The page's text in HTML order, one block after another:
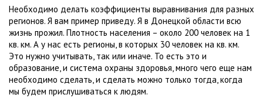
Необходимо делать коэффициенты выравнивания для разных
регионов. Я вам пример приведу. Я в Донецкой области всю
жизнь прожил. Плотность населения – около 200 человек на 1
кв. км. А у нас есть регионы, в которых 30 человек на кв. км.
Это нужно учитывать, так или иначе. То есть это и
образование, и система охраны здоровья, много чего еще нам
необходимо сделать, и сделать можно только тогда, когда
мы будем прислушиваться к людям.